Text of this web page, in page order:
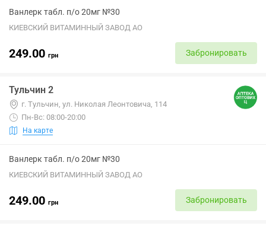
Ванлерк табл. п/о 20мг №30
КИЕВСКИЙ ВИТАМИННЫЙ ЗАВОД АО
249.00 грн Забронировать
Тульчин 2
г. Тульчин, ул. Николая Леонтовича, 114
Пн-Вс: 08:00-20:00
На карте
Ванлерк табл. п/о 20мг №30
КИЕВСКИЙ ВИТАМИННЫЙ ЗАВОД АО
249.00 грн Забронировать